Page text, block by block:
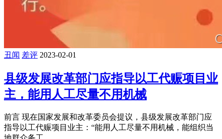
丑闻 差评 2023-02-01
县级发展改革部门应指导以工代赈项目业
主，能用人工尽量不用机械
前言 现在国家发展和改革委员会提议，县级发展改革部门应
指导以工代赈项目业主：“能用人工尽量不用机械，能组织当